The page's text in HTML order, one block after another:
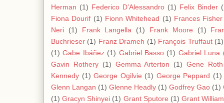
Herman (1) Federico D’Alessandro (1) Felix Binder
Fiona Dourif (1) Fionn Whitehead (1) Frances Fisher
Neri
(1) Frank Langella (1) Frank Moore (1)
Buchrieser (1) Franz Drameh (1) François Truffaut (1)
(1) Gabe Ibáñez (1) Gabriel Basso (1) Gabriel Luna
Gavin Rothery
(1) Gemma Arterton (1)
Gene Roth
Kennedy (1) George Ogilvie (1) George Peppard (1)
Glenn Langan (1) Glenne Headly (1) Godfrey Gao (1)
(1) Gracyn Shinyei (1) Grant Sputore (1) Grant